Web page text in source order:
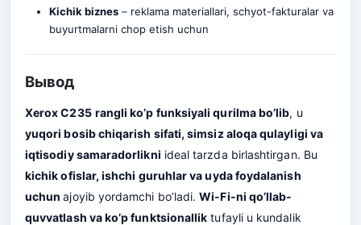
Kichik biznes– reklama materiallari, schyot-fakturalar va
buyurtmalarni chop etish uchun
Вывод
Xerox C235 rangli ko’p funksiyali qurilma bo’lib, u
yuqori bosib chiqarish sifati, simsiz aloqa qulayligi va
iqtisodiy samaradorlikni ideal tarzda birlashtirgan. Bu
kichik ofislar, ishchi guruhlar va uyda foydalanish
uchunajoyib yordamchi bo’ladi.Wi-Fi-ni qo’llab-
quvvatlash va ko’p funktsionallik tufayli u kundalik